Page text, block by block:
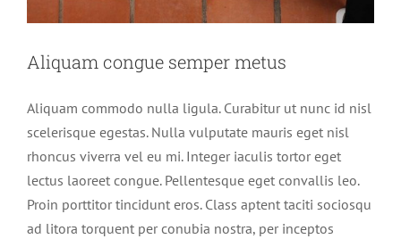
Aliquam congue semper metus
Aliquam commodo nulla ligula. Curabitur ut nunc id nisl
scelerisque egestas. Nulla vulputate mauris eget nisl
rhoncus viverra vel eu mi. Integer iaculis tortor eget
lectus laoreet congue. Pellentesque eget convallis leo.
Proin porttitor tincidunt eros. Class aptent taciti sociosqu
ad litora torquent per conubia nostra, per inceptos